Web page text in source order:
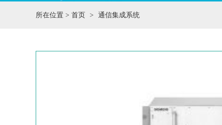
所在位置 > 首页 通信集成系统